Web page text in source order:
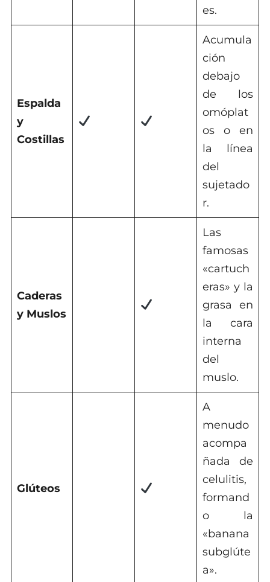
es.
Espalda
y
Costillas
Acumula
ción
debajo
de los
omóplat
os o en
la línea
del
sujetado
r.
Caderas
y Muslos
Las
famosas
«cartuch
eras» y la
grasa en
la cara
interna
del
muslo.
Glúteos
A
menudo
acompa
ñada de
celulitis,
formand
o la
«banana
subglúte
a».